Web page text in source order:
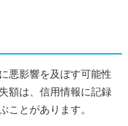
悪影響を及ぼす可能性
額は、信用情報に記録
ことがあります。